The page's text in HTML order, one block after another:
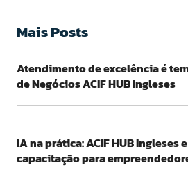
Mais Posts
Atendimento de excelência é
de Negócios ACIF HUB Ingleses
IA na prática: ACIF HUB Ingleses
capacitação para